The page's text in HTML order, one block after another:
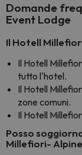
Domande
Event Lodge
Il Hotell
Il Hotell
tutto l'hotel.
Il Hotell
zone comuni.
Il Hotell
Posso
Millefiori-